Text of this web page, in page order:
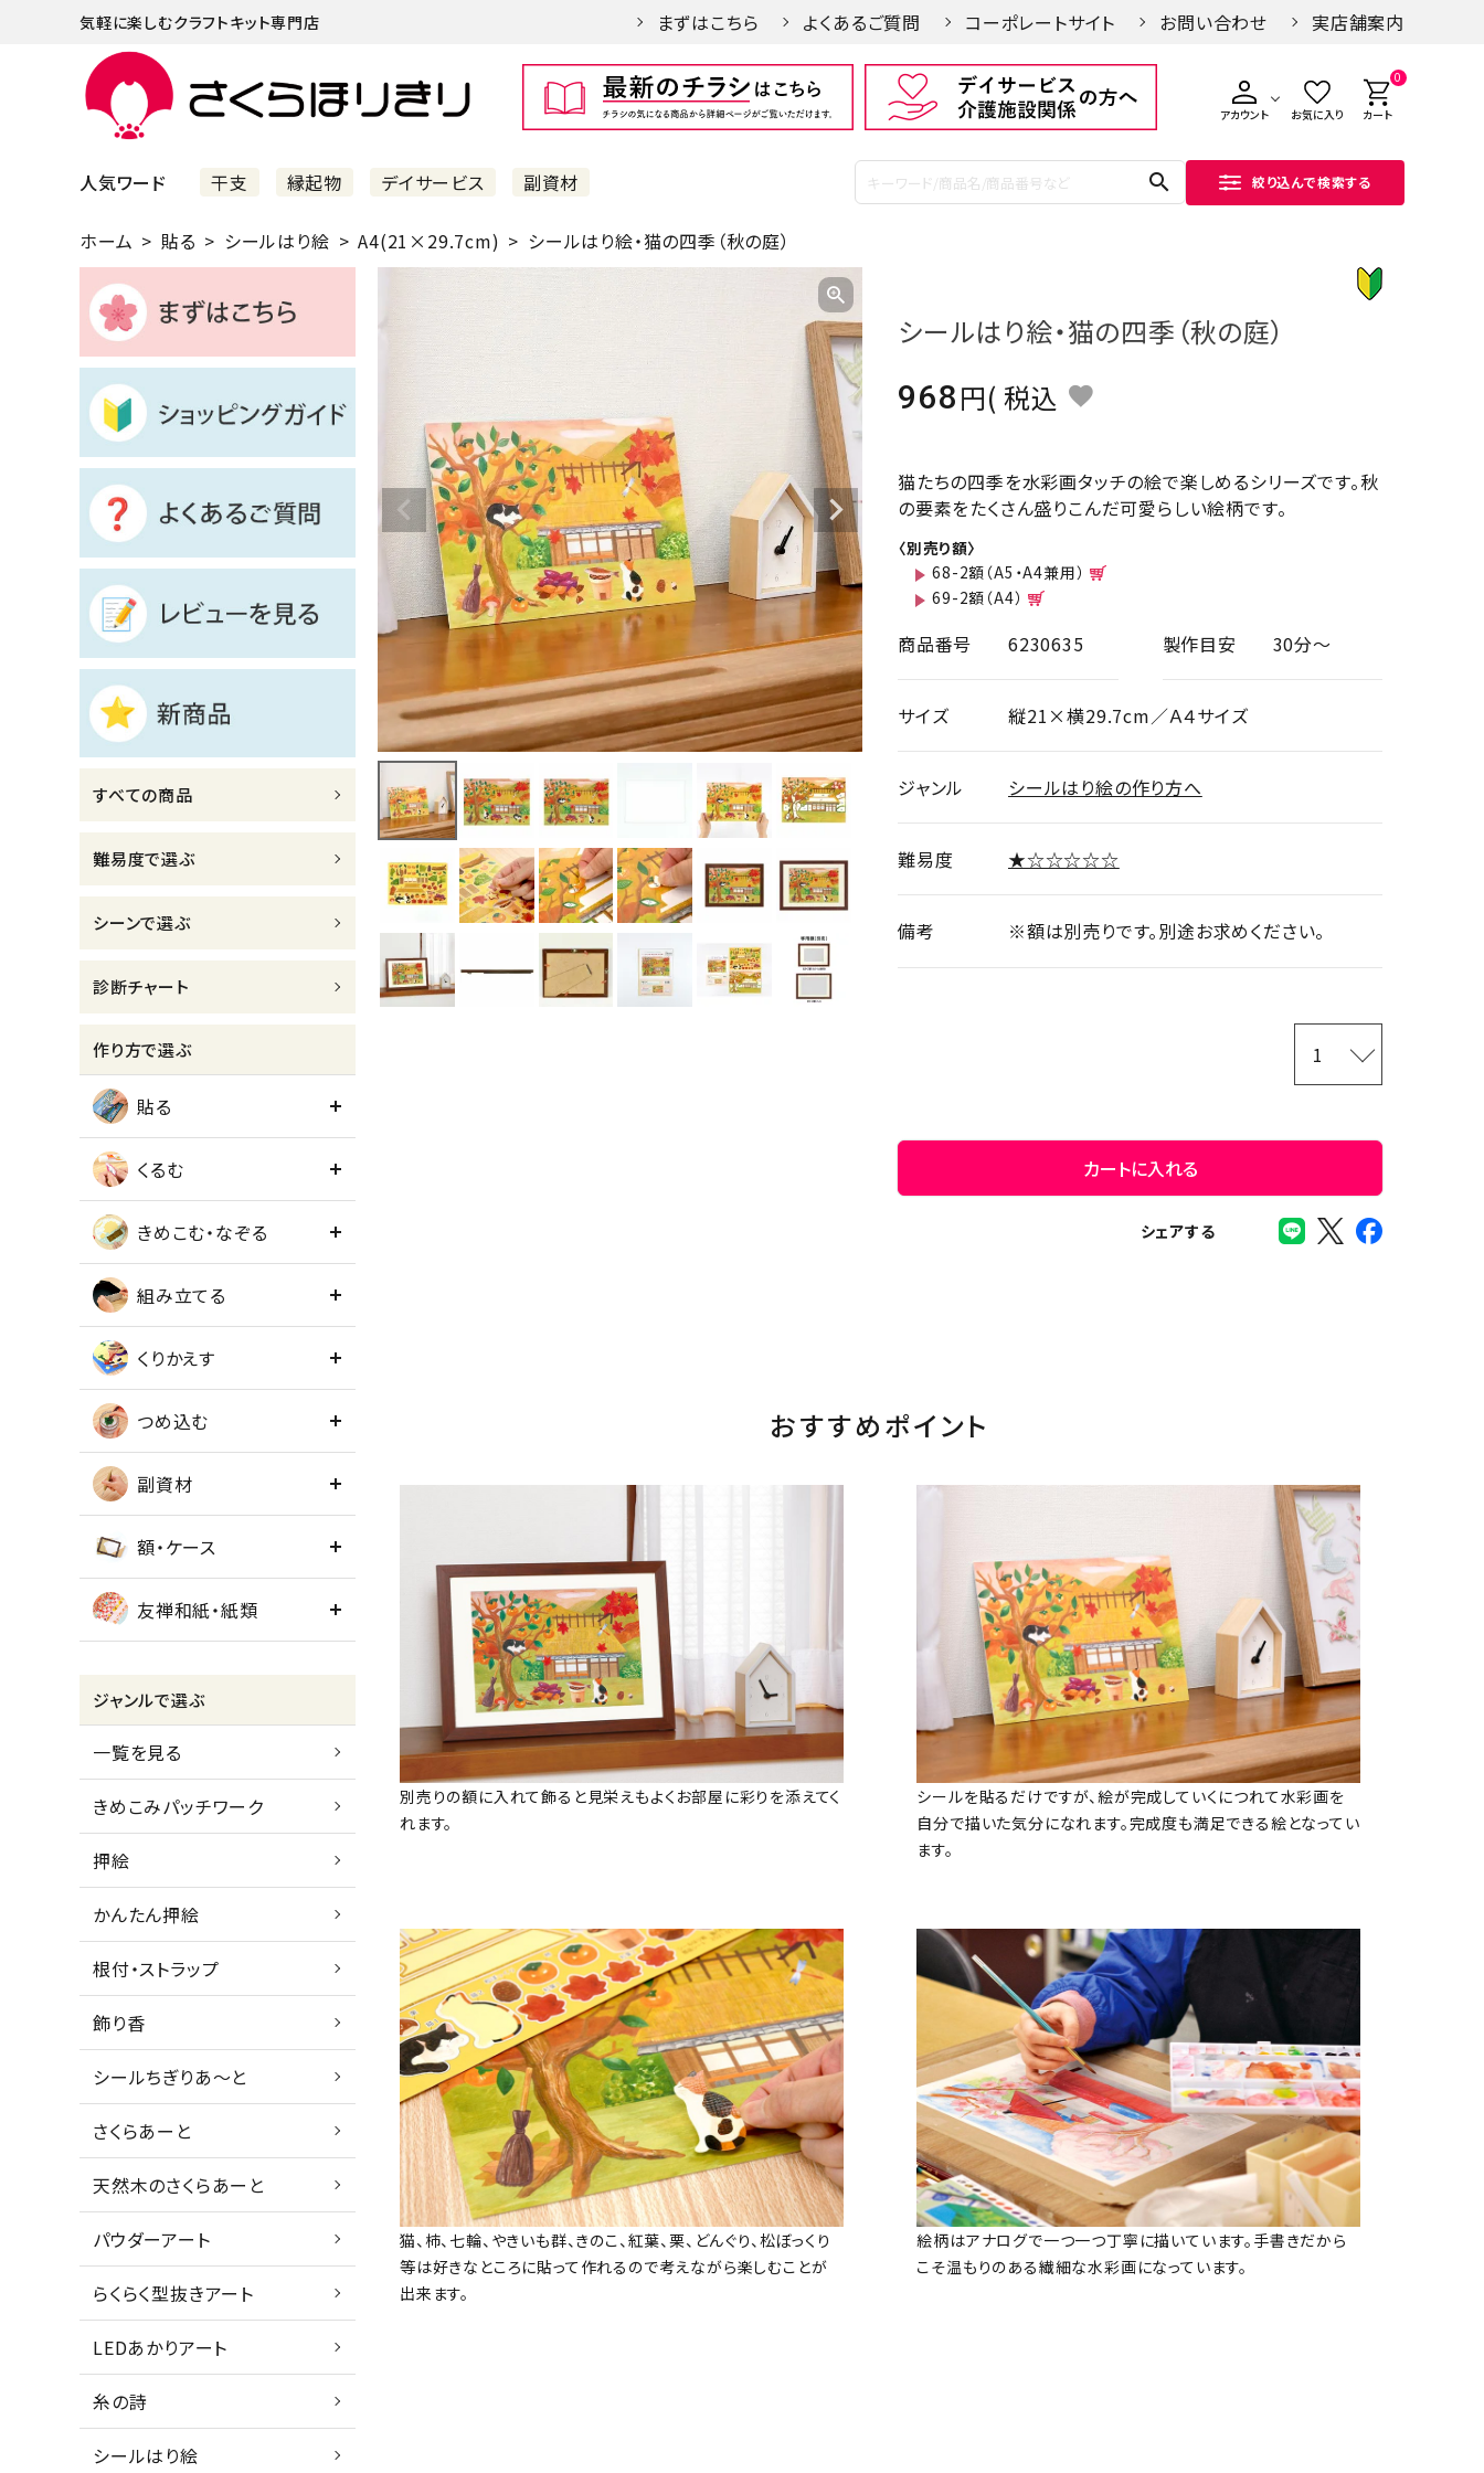
気軽に楽しむクラフトキット専門店 まずはこちら よくあるご質問 コーポレートサイト お問い合わせ 実店舗案内
アカウント お気に入り
0
カート
人気ワード 干支 縁起物 デイサービス 副資材 search 絞り込んで検索する
まずはこちら
ショッピングガイド
よくあるご質問
すべての商品
新着商品
診断チャート
ジャンルで選ぶ
レビューを見る
コーポレートサイト
実店舗案内
介護施設関係の方へ
ホーム 貼る シールはり絵 A4(21×29.7cm) シールはり絵・猫の四季（秋の庭）
すべての商品
難易度で選ぶ
シーンで選ぶ
診断チャート
作り方で選ぶ
貼る
くるむ
きめこむ・なぞる
組み立てる
くりかえす
つめ込む
副資材
額・ケース
友禅和紙・紙類
ジャンルで選ぶ
一覧を見る
きめこみパッチワーク
押絵
かんたん押絵
根付・ストラップ
飾り香
シールちぎりあ～と
さくらあーと
天然木のさくらあーと
パウダーアート
らくらく型抜きアート
LEDあかりアート
糸の詩
シールはり絵
シールはり絵・猫の四季（秋の庭）
968
税込
猫たちの四季を水彩画タッチの絵で楽しめるシリーズです。秋
の要素をたくさん盛りこんだ可愛らしい絵柄です。
〈別売り額〉
68-2額（A5・A4兼用）
69-2額（A4）
商品番号 6230635 製作目安 30分～
サイズ 縦21×横29.7cm／Ａ４サイズ
ジャンル シールはり絵の作り方へ
難易度 ★☆☆☆☆☆
備考 ※額は別売りです。別途お求めください。
カートに入れる
シェアする
おすすめポイント
別売りの額に入れて飾ると見栄えもよくお部屋に彩りを添えてく
れます。
シールを貼るだけですが、絵が完成していくにつれて水彩画を
自分で描いた気分になれます。完成度も満足できる絵となってい
ます。
猫、柿、七輪、やきいも群、きのこ、紅葉、栗、どんぐり、松ぼっくり
等は好きなところに貼って作れるので考えながら楽しむことが
出来ます。
絵柄はアナログで一つ一つ丁寧に描いています。手書きだから
こそ温もりのある繊細な水彩画になっています。